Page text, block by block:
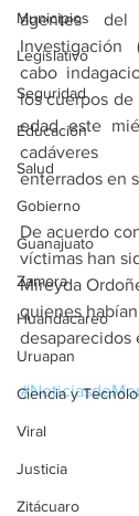
Municipios
Legislativo
Seguridad
Educación
Salud
Gobierno
Guanajuato
Zamora
Huandacareo
Uruapan
Ciencia y
Viral
Justicia
Zitácuaro
agentes
cabo
los cuerpos
edad este
cadáveres
enterrados en
De acuerdo
víctimas han
Mireyda
quienes
desaparecidos